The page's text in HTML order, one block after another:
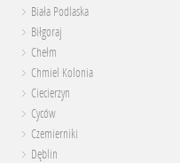
Biała Podlaska
Biłgoraj
Chełm
Chmiel Kolonia
Ciecierzyn
Cyców
Czemierniki
Dęblin